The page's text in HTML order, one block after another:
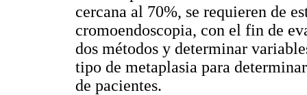
cercana al 70%, se requieren de
cromoendoscopia, con el fin de
dos métodos y determinar
tipo de metaplasia para
de pacientes.